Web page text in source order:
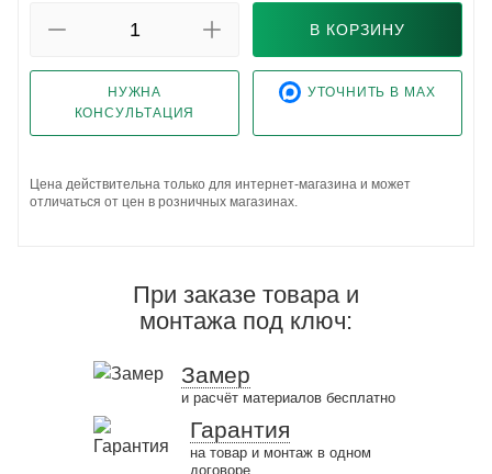
В КОРЗИНУ
НУЖНА
КОНСУЛЬТАЦИЯ
УТОЧНИТЬ В MAX
Цена действительна только для интернет-магазина и может
отличаться от цен в розничных магазинах.
При заказе товара и
монтажа под ключ:
Замер
и расчёт материалов бесплатно
Гарантия
на товар и монтаж в одном
договоре